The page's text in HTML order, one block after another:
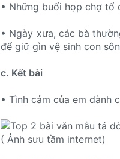
• Những buổi họp chợ tổ
• Ngày xưa, các bà
để giữ gìn vệ sinh con
c. Kết bài
• Tình cảm của em dành
( Ảnh sưu tầm internet)